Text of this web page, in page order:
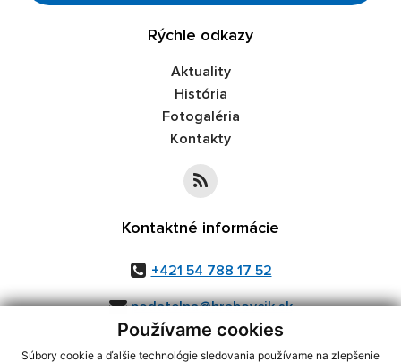
Používame cookies
Súbory cookie a ďalšie technológie sledovania používame na zlepšenie
Rýchle odkazy
Aktuality
História
Fotogaléria
Kontakty
Kontaktné informácie
+421 54 788 17 52
podatelna@hrabovcik.sk